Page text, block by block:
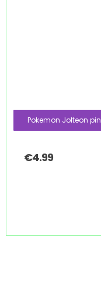
Pokemon Jolteon pin
€4.99